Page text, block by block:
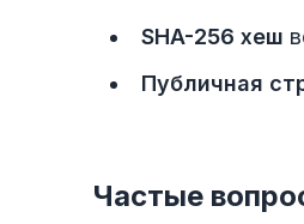
SHA-256 хеш
Публичная
Частые